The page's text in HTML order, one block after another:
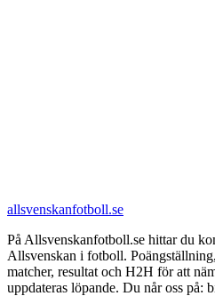
allsvenskanfotboll.se
På Allsvenskanfotboll.se hittar du
Allsvenskan i fotboll.
matcher, resultat och H2H för att
uppdateras löpande. Du når oss på: